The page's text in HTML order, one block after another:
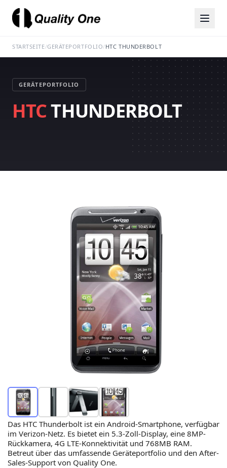
STARTSEITE/GERÄTEPORTFOLIO/HTC THUNDERBOLT
GERÄTEPORTFOLIO
HTCTHUNDERBOLT
Das HTC Thunderbolt ist ein Android-Smartphone, verfügbar
im Verizon-Netz. Es bietet ein 5.3-Zoll-Display, eine 8MP-
Rückkamera, 4G LTE-Konnektivität und 768MB RAM.
Betreut über das umfassende Geräteportfolio und den After-
Sales-Support von Quality One.